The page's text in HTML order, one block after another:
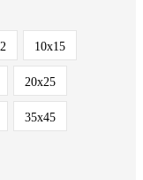
10x15
20x25
35x45